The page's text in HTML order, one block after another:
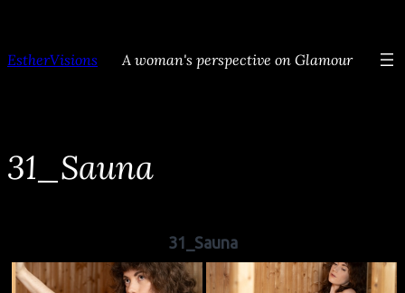
de
EstherVisions A woman's perspective on Glamour
31_Sauna
31_Sauna